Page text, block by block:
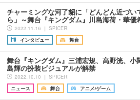
チャーミングな河了貂に「どんどん近づい
ら」～舞台『キングダム』川島海荷・華
2022.11.16 ｜ SPICER
インタビュー
舞台
舞台『キングダム』三浦宏規、高野洸、小
島輝の扮装ビジュアルが解禁
2022.10.10 ｜ SPICER
ニュース
舞台 アニメ/ゲーム